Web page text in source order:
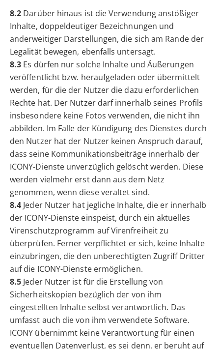
8.2 Darüber hinaus ist die Verwendung anstößiger
Inhalte, doppeldeutiger Bezeichnungen und
anderweitiger Darstellungen, die sich am Rande der
Legalität bewegen, ebenfalls untersagt.
8.3 Es dürfen nur solche Inhalte und Äußerungen
veröffentlicht bzw. heraufgeladen oder übermittelt
werden, für die der Nutzer die dazu erforderlichen
Rechte hat. Der Nutzer darf innerhalb seines Profils
insbesondere keine Fotos verwenden, die nicht ihn
abbilden. Im Falle der Kündigung des Dienstes durch
den Nutzer hat der Nutzer keinen Anspruch darauf,
dass seine Kommunikationsbeiträge innerhalb der
ICONY-Dienste unverzüglich gelöscht werden. Diese
werden vielmehr erst dann aus dem Netz
genommen, wenn diese veraltet sind.
8.4 Jeder Nutzer hat jegliche Inhalte, die er innerhalb
der ICONY-Dienste einspeist, durch ein aktuelles
Virenschutzprogramm auf Virenfreiheit zu
überprüfen. Ferner verpflichtet er sich, keine Inhalte
einzubringen, die den unberechtigten Zugriff Dritter
auf die ICONY-Dienste ermöglichen.
8.5 Jeder Nutzer ist für die Erstellung von
Sicherheitskopien bezüglich der von ihm
eingestellten Inhalte selbst verantwortlich. Das
umfasst auch die von ihm verwendete Software.
ICONY übernimmt keine Verantwortung für einen
eventuellen Datenverlust, es sei denn, er beruht auf